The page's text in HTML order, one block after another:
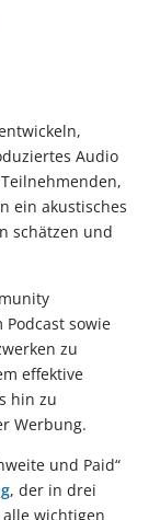
Audio
ein akustisches
schätzen und
sowie
zu
effektive
hin zu
Werbung.
und Paid“
, der in drei
wichtigen